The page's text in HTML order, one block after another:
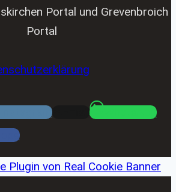
Portal und Grevenbroich
Portal
Instagram
WhatsApp
Plugin von Real Cookie Banner